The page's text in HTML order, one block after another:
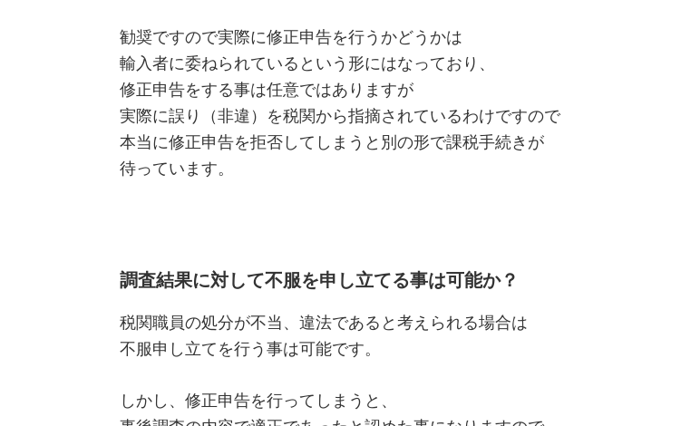
勧奨ですので実際に修正申告を行うかどうかは
輸入者に委ねられているという形にはなっており、
修正申告をする事は任意ではありますが
実際に誤り（非違）を税関から指摘されているわけですので
本当に修正申告を拒否してしまうと別の形で課税手続きが
待っています。
調査結果に対して不服を申し立てる事は可能か？
税関職員の処分が不当、違法であると考えられる場合は
不服申し立てを行う事は可能です。
しかし、修正申告を行ってしまうと、